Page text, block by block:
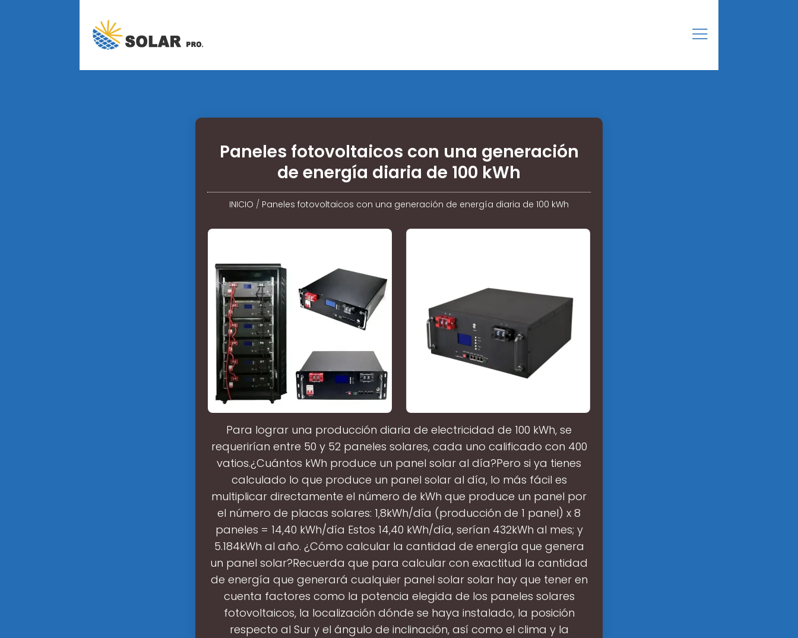
Paneles fotovoltaicos con una generación
de energía diaria de 100 kWh
INICIO / Paneles fotovoltaicos con una generación de energía diaria de 100 kWh
Para lograr una producción diaria de electricidad de 100 kWh, se
requerirían entre 50 y 52 paneles solares, cada uno calificado con 400
vatios.¿Cuántos kWh produce un panel solar al día?Pero si ya tienes
calculado lo que produce un panel solar al día, lo más fácil es
multiplicar directamente el número de kWh que produce un panel por
el número de placas solares: 1,8kWh/día (producción de 1 panel) x 8
paneles = 14,40 kWh/día Estos 14,40 kWh/día, serían 432kWh al mes; y
5.184kWh al año. ¿Cómo calcular la cantidad de energía que genera
un panel solar?Recuerda que para calcular con exactitud la cantidad
de energía que generará cualquier panel solar solar hay que tener en
cuenta factores como la potencia elegida de los paneles solares
fotovoltaicos, la localización dónde se haya instalado, la posición
respecto al Sur y el ángulo de inclinación, así como el clima y la